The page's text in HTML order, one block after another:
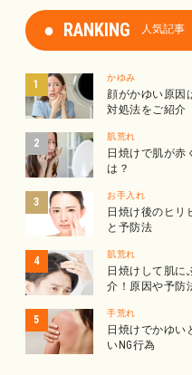
RANKING 人気記事
かゆみ
顔がかゆい原因
対処法をご紹介
肌荒れ
日焼けで肌が赤
は？
お手入れ
日焼け後のヒリ
と予防法
肌荒れ
日焼けして肌に
介！原因や予防
手荒れ
日焼けでかゆい
いNG行為